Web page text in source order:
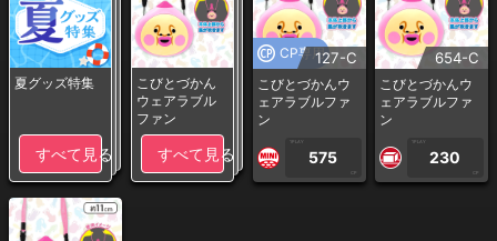
夏グッズ特集
すべて見る
こびとづかん
ウェアラブル
ファン
すべて見る
CP専用127-C
こびとづかんウ
ェアラブルファ
ン
1PLAY
575
CP
654-C
こびとづかんウ
ェアラブルファ
ン
1PLAY
230
CP